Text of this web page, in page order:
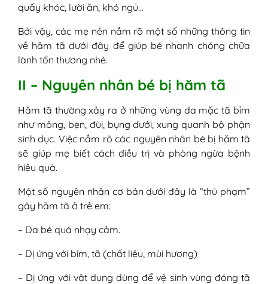
quấy khóc, lười ăn, khó ngủ…
Bởi vậy, các mẹ nên nắm rõ một số những thông tin
về hăm tã dưới đây để giúp bé nhanh chóng chữa
lành tổn thương nhé.
II – Nguyên nhân bé bị hăm tã
Hăm tã thường xảy ra ở những vùng da mặc tã bỉm
như mông, bẹn, đùi, bụng dưới, xung quanh bộ phận
sinh dục. Việc nắm rõ các nguyên nhân bé bị hăm tã
sẽ giúp mẹ biết cách điều trị và phòng ngừa bệnh
hiệu quả.
Một số nguyên nhân cơ bản dưới đây là “thủ phạm”
gây hăm tã ở trẻ em:
– Da bé quá nhạy cảm.
– Dị ứng với bỉm, tã (chất liệu, mùi hương)
– Dị ứng với vật dụng dùng để vệ sinh vùng đóng tã